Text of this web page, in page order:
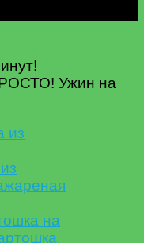
Ужин на
из
жареная
на